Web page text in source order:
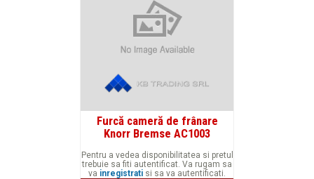
Furcă cameră de frânare
Knorr Bremse AC1003
Pentru a vedea disponibilitatea si pretul
trebuie sa fiti autentificat. Va rugam sa
va inregistrati si sa va autentificati.